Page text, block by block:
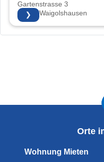
Gartenstrasse 3
97534 Waigolshausen
❯
Orte
Wohnung Mieten